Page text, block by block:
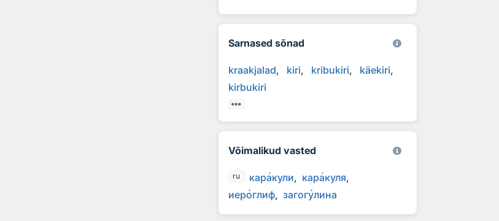
Sarnased sõnad
kraakjalad kiri kribukiri
käekiri
kirbukiri
Võimalikud vasted
ru каракули каракуля
иероглиф загогулина